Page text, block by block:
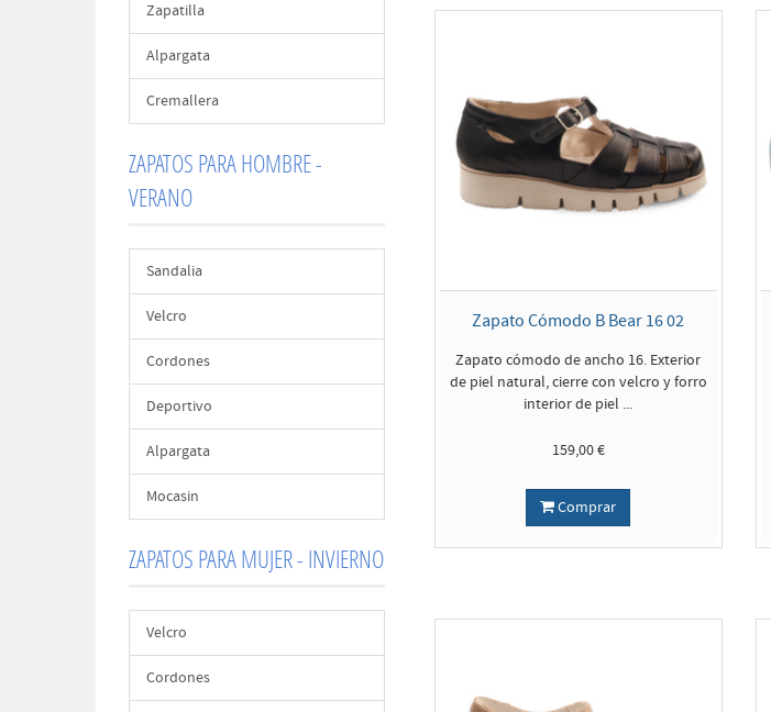
Zapatilla
Alpargata
Cremallera
ZAPATOS PARA HOMBRE -
VERANO
Sandalia
Velcro
Cordones
Deportivo
Alpargata
Mocasin
ZAPATOS PARA MUJER - INVIERNO
Velcro
Cordones
Zapato Cómodo B Bear 16 02
Zapato cómodo de ancho 16. Exterior
de piel natural, cierre con velcro y forro
interior de piel ...
159,00 €
Comprar